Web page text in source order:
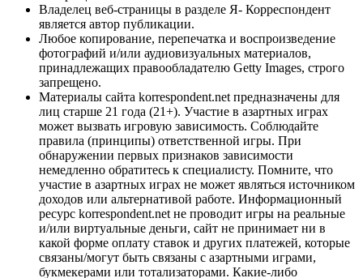
Владелец веб-страницы в разделе Я- Корреспондент
является автор публикации.
Любое копирование, перепечатка и воспроизведение
фотографий и/или аудиовизуальных материалов,
принадлежащих правообладателю Getty Images, строго
запрещено.
Материалы сайта korrespondent.net предназначены для
лиц старше 21 года (21+). Участие в азартных играх
может вызвать игровую зависимость. Соблюдайте
правила (принципы) ответственной игры. При
обнаружении первых признаков зависимости
немедленно обратитесь к специалисту. Помните, что
участие в азартных играх не может являться источником
доходов или альтернативой работе. Информационный
ресурс korrespondent.net не проводит игры на реальные
и/или виртуальные деньги, сайт не принимает ни в
какой форме оплату ставок и других платежей, которые
связаны/могут быть связаны с азартными играми,
букмекерами или тотализаторами. Какие-либо